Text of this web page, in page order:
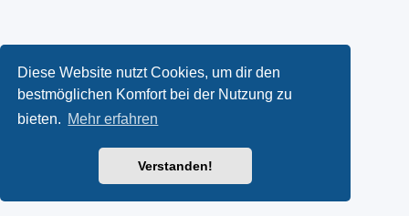
Diese Website nutzt Cookies, um dir den
bestmöglichen Komfort bei der Nutzung zu
bieten. Mehr erfahren
Verstanden!